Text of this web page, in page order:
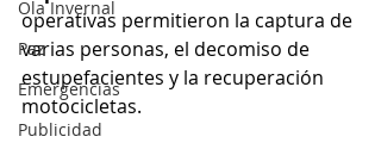
Ola Invernal
Paz
Emergencias
Publicidad
operativas permitieron la captura de
varias personas, el decomiso de
estupefacientes y la recuperación
motocicletas.